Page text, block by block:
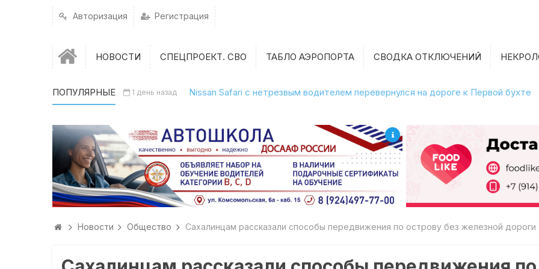
Авторизация Регистрация
НОВОСТИ СПЕЦПРОЕКТ. СВО ТАБЛО АЭРОПОРТА СВОДКА ОТКЛЮЧЕНИЙ
ПОПУЛЯРНЫЕ 1 день назад Nissan Safari с нетрезвым водителем перевернулся на дороге к Первой бухте
Новости Общество Сахалинцам рассказали способы передвижения по острову без железной дороги